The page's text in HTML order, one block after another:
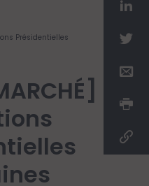
Présidentielles